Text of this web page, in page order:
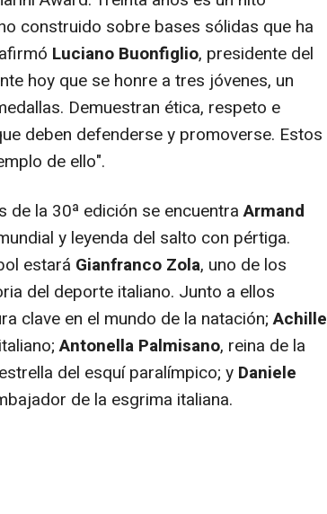
construido sobre bases sólidas que ha
Luciano Buonfiglio, presidente del
hoy que se honre a tres jóvenes, un
Demuestran ética, respeto e
deben defenderse y promoverse. Estos
de ello".
de la 30ª edición se encuentraArmand
y leyenda del salto con pértiga.
estará Gianfranco Zola, uno de los
del deporte italiano. Junto a ellos
clave en el mundo de la natación;Achille
Antonella Palmisano, reina de la
del esquí paralímpico; y Daniele
de la esgrima italiana.